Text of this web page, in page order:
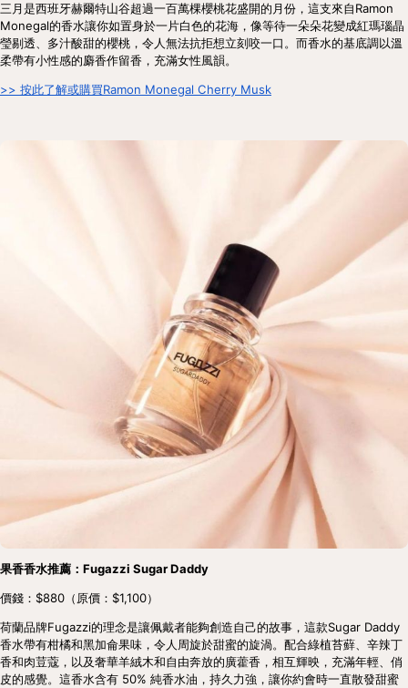
三月是西班牙赫爾特山谷超過一百萬棵櫻桃花盛開的月份，這支來自Ramon
Monegal的香水讓你如置身於一片白色的花海，像等待一朵朵花變成紅瑪瑙晶
瑩剔透、多汁酸甜的櫻桃，令人無法抗拒想立刻咬一口。而香水的基底調以溫
柔帶有小性感的麝香作留香，充滿女性風韻。
>> 按此了解或購買Ramon Monegal Cherry Musk
果香香水推薦：Fugazzi Sugar Daddy
價錢：$880（原價：$1,100）
荷蘭品牌Fugazzi的理念是讓佩戴者能夠創造自己的故事，這款Sugar Daddy
香水帶有柑橘和黑加侖果味，令人周旋於甜蜜的旋渦。配合綠植苔蘚、辛辣丁
香和肉荳蔻，以及奢華羊絨木和自由奔放的廣藿香，相互輝映，充滿年輕、俏
皮的感覺。這香水含有 50% 純香水油，持久力強，讓你約會時一直散發甜蜜